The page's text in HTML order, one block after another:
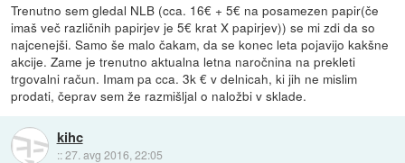
Trenutno sem gledal NLB (cca. 16€ + 5€ na posamezen papir(če
imaš več različnih papirjev je 5€ krat X papirjev)) se mi zdi da so
najcenejši. Samo še malo čakam, da se konec leta pojavijo kakšne
akcije. Zame je trenutno aktualna letna naročnina na prekleti
trgovalni račun. Imam pa cca. 3k € v delnicah, ki jih ne mislim
prodati, čeprav sem že razmišljal o naložbi v sklade.
kihc
::27. avg 2016, 22:05